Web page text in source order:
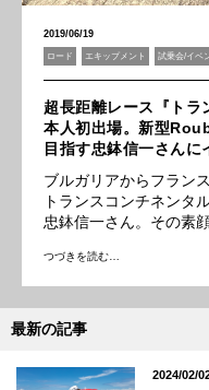
2019/06/19
ロード エキップメント 試乗会/イベ
超長距離レース『トラ
本人初出場。新型
目指す忠鉢信一さん
ブルガリアからフラン
トランスコンチネンタ
忠鉢信一さん。その素
つづきを読む…
最新の記事
2024/02/